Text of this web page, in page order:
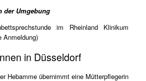
der Umgebung
im Rheinland Klinikum
Anmeldung)
in Düsseldorf
Hebamme übernimmt eine Mütterpflegerin